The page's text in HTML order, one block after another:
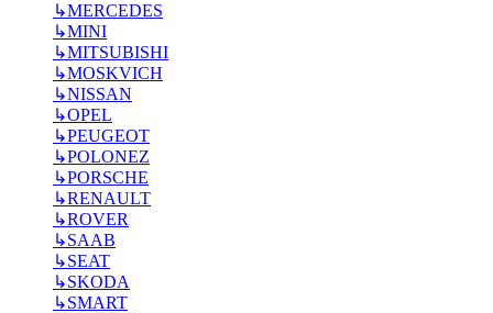
↳MERCEDES
↳MINI
↳MITSUBISHI
↳MOSKVICH
↳NISSAN
↳OPEL
↳PEUGEOT
↳POLONEZ
↳PORSCHE
↳RENAULT
↳ROVER
↳SAAB
↳SEAT
↳SKODA
↳SMART